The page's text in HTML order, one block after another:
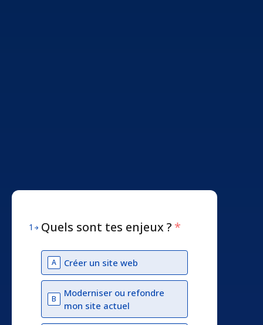
1 Quels sont tes enjeux ? *
A Créer un site web
B
Moderniser ou refondre
mon site actuel